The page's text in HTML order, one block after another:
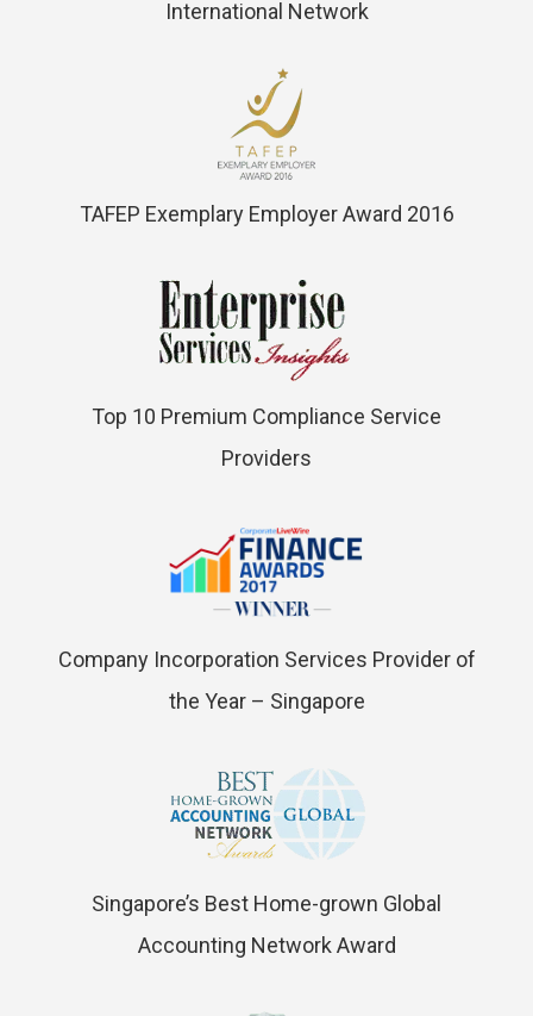
International Network
TAFEP Exemplary Employer Award 2016
Top 10 Premium Compliance Service
Providers
Company Incorporation Services Provider of
the Year – Singapore
Singapore’s Best Home-grown Global
Accounting Network Award